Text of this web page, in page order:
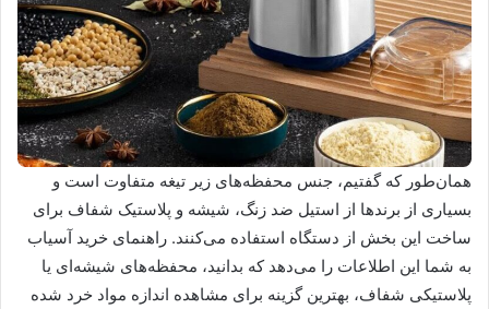
همان‌طور که گفتیم، جنس محفظه‌های زیر تیغه متفاوت است و
بسیاری از برندها از استیل ضد زنگ، شیشه و پلاستیک شفاف برای
ساخت این بخش از دستگاه استفاده می‌کنند. راهنمای خرید آسیاب
به شما این اطلاعات را می‌دهد که بدانید، محفظه‌های شیشه‌ای یا
پلاستیکی شفاف، بهترین گزینه برای مشاهده اندازه مواد خرد شده